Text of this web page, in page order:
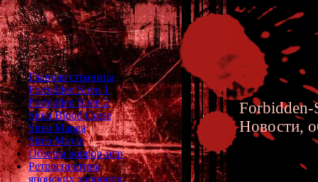
Главная страница
Forbidden Siren 1
Forbidden Siren 2
Siren Blood Curse
Siren Manga
Siren Movie
Обзоры хоррор-игр
Ретроспектива
японских хорроров
Forbidden-
Новости,